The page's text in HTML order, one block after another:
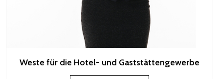
Weste für die Hotel- und Gaststättengewerbe